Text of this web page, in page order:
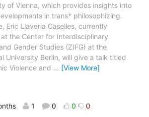
of Vienna, which provides insights into
in trans* philosophizing.
Eric Llaveria Caselles, currently
the Center for Interdisciplinary
Gender Studies (ZIFG) at the
University Berlin, will give a talk titled
Violence and … [View More]
1 0 0 0